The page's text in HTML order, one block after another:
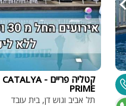
קטליה פריים - CATALYA
PRIME
תל אביב וגוש דן, בית עובד